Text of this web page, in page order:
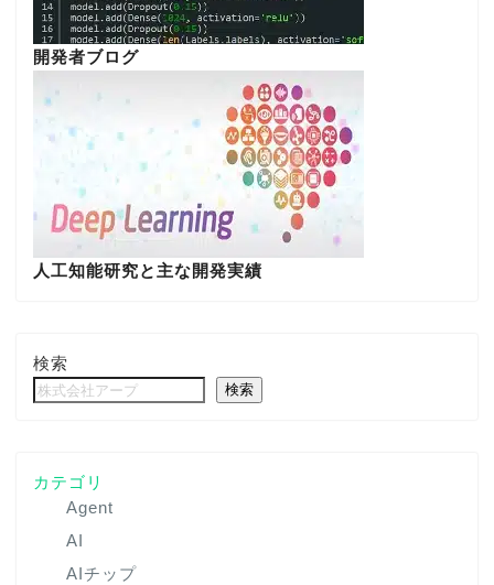
開発者ブログ
人工知能研究と主な開発実績
検索
検索
カテゴリ
Agent
AI
AIチップ